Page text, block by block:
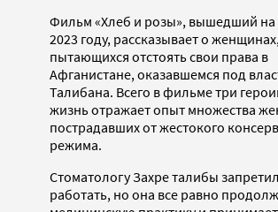
Фильм «Хлеб и розы», вышедший на
2023 году, рассказывает о
пытающихся отстоять свои права в
Афганистане, оказавшемся под
Талибана. Всего в фильме три
жизнь отражает опыт множества
пострадавших от жестокого
режима.
Стоматологу Захре талибы
работать, но она все равно